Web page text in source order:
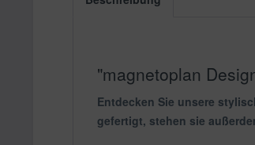
"magnetoplan
Entdecken Sie unsere
gefertigt, stehen sie